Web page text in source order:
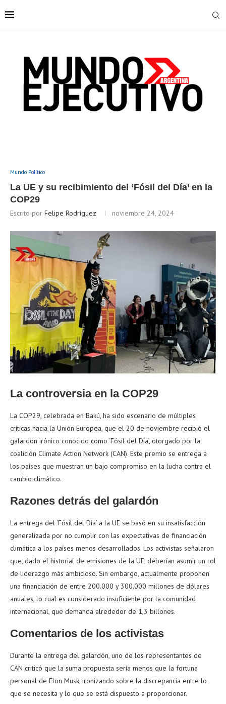
Mundo Político
La UE y su recibimiento del ‘Fósil del Día’ en la
COP29
Escrito por Felipe Rodríguez noviembre 24, 2024
La controversia en la COP29
La COP29, celebrada en Bakú, ha sido escenario de múltiples
críticas hacia la Unión Europea, que el 20 de noviembre recibió el
galardón irónico conocido como ‘Fósil del Día’, otorgado por la
coalición Climate Action Network (CAN). Este premio se entrega a
los países que muestran un bajo compromiso en la lucha contra el
cambio climático.
Razones detrás del galardón
La entrega del ‘Fósil del Día’ a la UE se basó en su insatisfacción
generalizada por no cumplir con las expectativas de financiación
climática a los países menos desarrollados. Los activistas señalaron
que, dado el historial de emisiones de la UE, deberían asumir un rol
de liderazgo más ambicioso. Sin embargo, actualmente proponen
una financiación de entre 200.000 y 300.000 millones de dólares
anuales, lo cual es considerado insuficiente por la comunidad
internacional, que demanda alrededor de 1,3 billones.
Comentarios de los activistas
Durante la entrega del galardón, uno de los representantes de
CAN criticó que la suma propuesta sería menos que la fortuna
personal de Elon Musk, ironizando sobre la discrepancia entre lo
que se necesita y lo que se está dispuesto a proporcionar.